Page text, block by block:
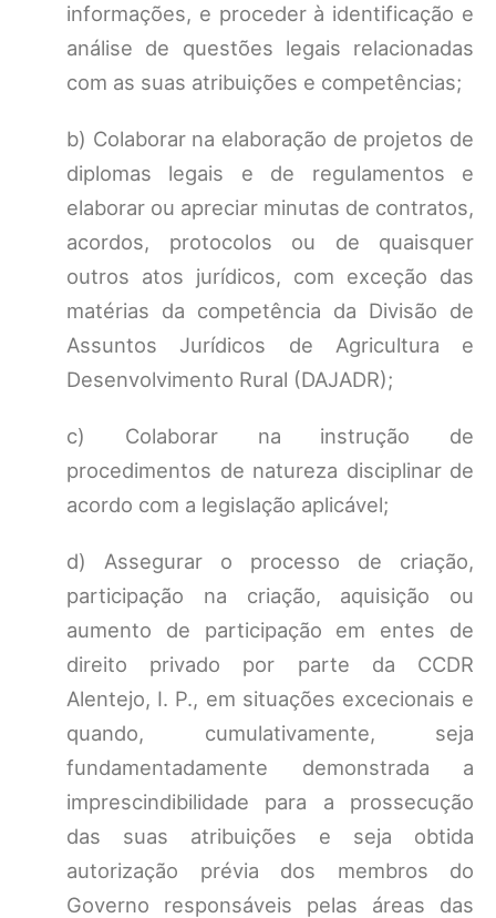
informações, e proceder à identificação e
análise de questões legais relacionadas
com as suas atribuições e competências;
b) Colaborar na elaboração de projetos de
diplomas legais e de regulamentos e
elaborar ou apreciar minutas de contratos,
acordos, protocolos ou de quaisquer
outros atos jurídicos, com exceção das
matérias da competência da Divisão de
Assuntos Jurídicos de Agricultura e
Desenvolvimento Rural (DAJADR);
c) Colaborar na instrução de
procedimentos de natureza disciplinar de
acordo com a legislação aplicável;
d) Assegurar o processo de criação,
participação na criação, aquisição ou
aumento de participação em entes de
direito privado por parte da CCDR
Alentejo, I. P., em situações excecionais e
quando, cumulativamente, seja
fundamentadamente demonstrada a
imprescindibilidade para a prossecução
das suas atribuições e seja obtida
autorização prévia dos membros do
Governo responsáveis pelas áreas das